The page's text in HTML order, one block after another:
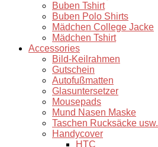
Buben Tshirt
Buben Polo Shirts
Mädchen College Jacke
Mädchen Tshirt
Accessories
Bild-Keilrahmen
Gutschein
Autofußmatten
Glasuntersetzer
Mousepads
Mund Nasen Maske
Taschen Rucksäcke usw.
Handycover
HTC